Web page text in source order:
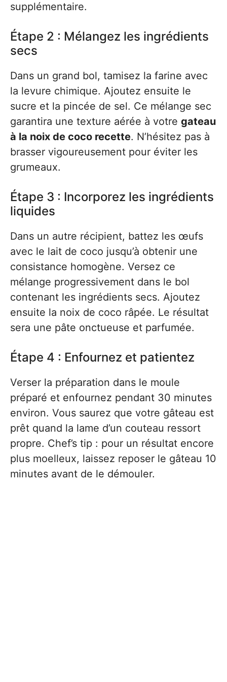
supplémentaire.
Étape 2 : Mélangez les ingrédients
secs
Dans un grand bol, tamisez la farine avec
la levure chimique. Ajoutez ensuite le
sucre et la pincée de sel. Ce mélange sec
garantira une texture aérée à votre gateau
à la noix de coco recette. N’hésitez pas à
brasser vigoureusement pour éviter les
grumeaux.
Étape 3 : Incorporez les ingrédients
liquides
Dans un autre récipient, battez les œufs
avec le lait de coco jusqu’à obtenir une
consistance homogène. Versez ce
mélange progressivement dans le bol
contenant les ingrédients secs. Ajoutez
ensuite la noix de coco râpée. Le résultat
sera une pâte onctueuse et parfumée.
Étape 4 : Enfournez et patientez
Verser la préparation dans le moule
préparé et enfournez pendant 30 minutes
environ. Vous saurez que votre gâteau est
prêt quand la lame d’un couteau ressort
propre. Chef’s tip : pour un résultat encore
plus moelleux, laissez reposer le gâteau 10
minutes avant de le démouler.